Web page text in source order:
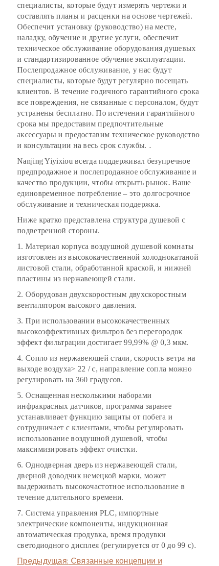
специалисты, которые будут измерять чертежи и
составлять планы и расценки на основе чертежей.
Обеспечит установку (руководство) на месте,
наладку, обучение и другие услуги, обеспечит
техническое обслуживание оборудования душевых
и стандартизированное обучение эксплуатации.
Послепродажное обслуживание, у нас будут
специалисты, которые будут регулярно посещать
клиентов. В течение годичного гарантийного срока
все повреждения, не связанные с персоналом, будут
устранены бесплатно. По истечении гарантийного
срока мы предоставим предпочтительные
аксессуары и предоставим техническое руководство
и консультации на весь срок службы. .
Nanjing Yiyixiou всегда поддерживал безупречное
предпродажное и послепродажное обслуживание и
качество продукции, чтобы открыть рынок. Ваше
единовременное потребление – это долгосрочное
обслуживание и техническая поддержка.
Ниже кратко представлена структура душевой с
подветренной стороны.
1. Материал корпуса воздушной душевой комнаты
изготовлен из высококачественной холоднокатаной
листовой стали, обработанной краской, и нижней
пластины из нержавеющей стали.
2. Оборудован двухскоростным двухскоростным
вентилятором высокого давления.
3. При использовании высококачественных
высокоэффективных фильтров без перегородок
эффект фильтрации достигает 99,99% @ 0,3 мкм.
4. Сопло из нержавеющей стали, скорость ветра на
выходе воздуха> 22 / с, направление сопла можно
регулировать на 360 градусов.
5. Оснащенная несколькими наборами
инфракрасных датчиков, программа заранее
устанавливает функцию защиты от побега и
сотрудничает с клиентами, чтобы регулировать
использование воздушной душевой, чтобы
максимизировать эффект очистки.
6. Однодверная дверь из нержавеющей стали,
дверной доводчик немецкой марки, может
выдерживать высокочастотное использование в
течение длительного времени.
7. Система управления PLC, импортные
электрические компоненты, индукционная
автоматическая продувка, время продувки
светодиодного дисплея (регулируется от 0 до 99 с).
Предыдущая: Связанные концепции и